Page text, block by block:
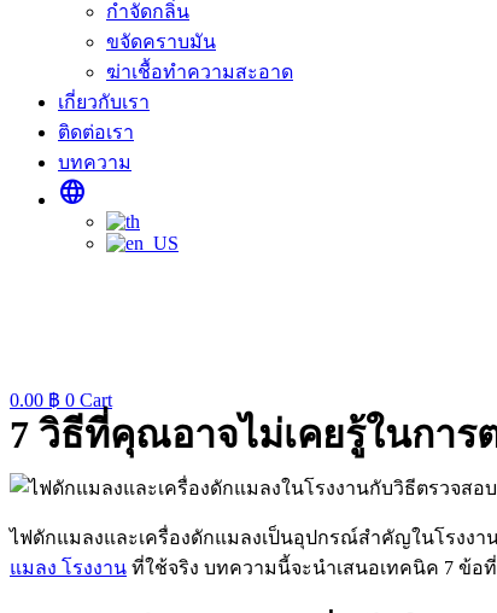
กำจัดกลิ่น
ขจัดคราบมัน
ฆ่าเชื้อทำความสะอาด
เกี่ยวกับเรา
ติดต่อเรา
บทความ
language
0.00 ฿ 0 Cart
7 วิธีที่คุณอาจไม่เคยรู้ในกา
ไฟดักแมลงและเครื่องดักแมลงเป็นอุปกรณ์สำคัญในโรงง
แมลง โรงงาน ที่ใช้จริง บทความนี้จะนำเสนอเทคนิค 7 ข้